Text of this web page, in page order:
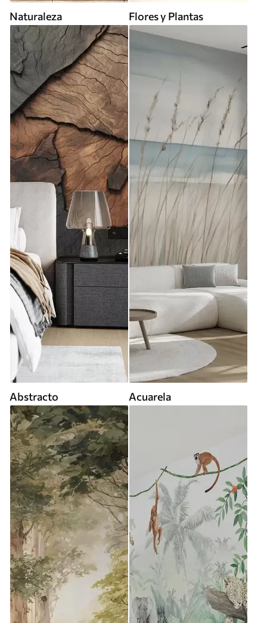
Naturaleza Flores y Plantas
Abstracto Acuarela